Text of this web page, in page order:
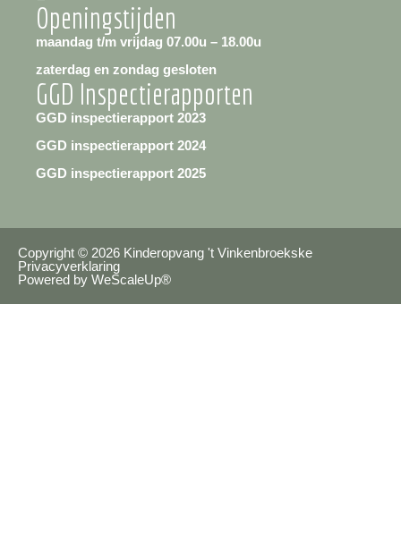
Openingstijden
maandag t/m vrijdag 07.00u – 18.00u
zaterdag en zondag gesloten
GGD Inspectierapporten
GGD inspectierapport 2023
GGD inspectierapport 2024
GGD inspectierapport 2025
Copyright © 2026 Kinderopvang 't Vinkenbroekske
Privacyverklaring
Powered by WeScaleUp®